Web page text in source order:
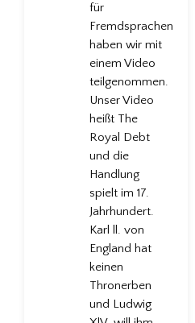
für
Fremdsprachen
haben wir mit
einem Video
teilgenommen.
Unser Video
heißt The
Royal Debt
und die
Handlung
spielt im 17.
Jahrhundert.
Karl ll. von
England hat
keinen
Thronerben
und Ludwig